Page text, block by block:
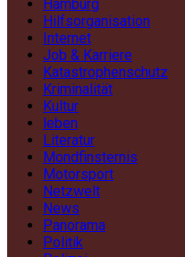
Hamburg
Hilfsorganisation
Internet
Job & Karriere
Katastrophenschutz
Kriminalität
Kultur
leben
Literatur
Mondfinsternis
Motorsport
Netzwelt
News
Panorama
Politik